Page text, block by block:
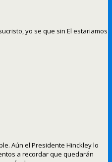
yo se que sin El estariamos
Aún el Presidente Hinckley lo
a recordar que quedarán